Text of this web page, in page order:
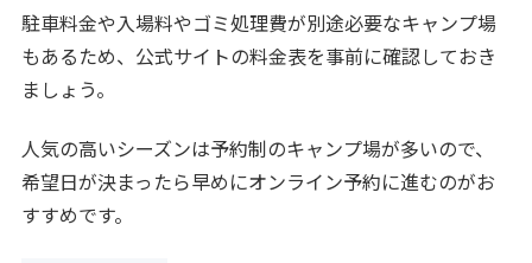
駐車料金や入場料やゴミ処理費が別途必要なキャンプ場
もあるため、公式サイトの料金表を事前に確認しておき
ましょう。
人気の高いシーズンは予約制のキャンプ場が多いので、
希望日が決まったら早めにオンライン予約に進むのがお
すすめです。